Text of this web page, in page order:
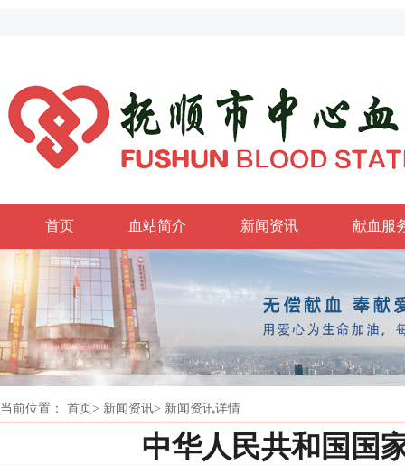
首页 血站简介 新闻资讯 献血服
政务
当前位置： 首页> 新闻资讯> 新闻资讯详情
中华人民共和国国